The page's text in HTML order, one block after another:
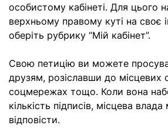
особистому кабінеті. Для цього
верхньому правому куті на своє
оберіть рубрику “Мій кабінет”.
Свою петицію ви можете
друзям, розіславши до місцевих
соцмережах тощо. Коли вона
кількість підписів, місцева влада
відповісти.